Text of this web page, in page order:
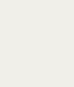
au départ
semaine ou